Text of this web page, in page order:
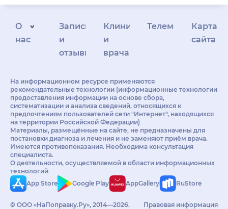
О
нас
Запись
и
отзывы
Клиникам
и
врачам
Телемедицина
Карта
сайта
На информационном ресурсе применяются
рекомендательные технологии (информационные технологии
предоставления информации на основе сбора,
систематизации и анализа сведений, относящихся к
предпочтениям пользователей сети "Интернет", находящихся
на территории Российской Федерации)
Материалы, размещённые на сайте, не предназначены для
постановки диагноза и лечения и не заменяют приём врача.
Имеются противопоказания. Необходима консультация
специалиста.
О деятельности, осуществляемой в области информационных
технологий
App Store
Google Play AppGallery RuStore
© ООО «НаПоправку.Ру», 2014—2026.
Правовая информация